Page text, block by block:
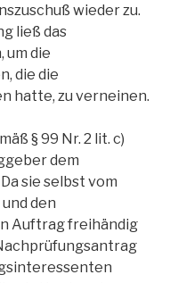
wieder zu.
ließ das
um die
die die
hatte, zu verneinen.
§ 99 Nr. 2 lit. c)
dem
sie selbst vom
den
Auftrag freihändig